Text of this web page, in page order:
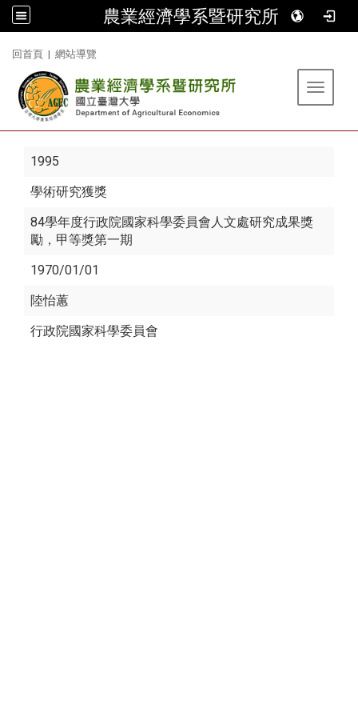
農業經濟學系暨研究所
回首頁 | 網站導覽
Toggle
1995
學術研究獲獎
84學年度行政院國家科學委員會人文處研究成果獎
勵，甲等獎第一期
1970/01/01
陸怡蕙
行政院國家科學委員會